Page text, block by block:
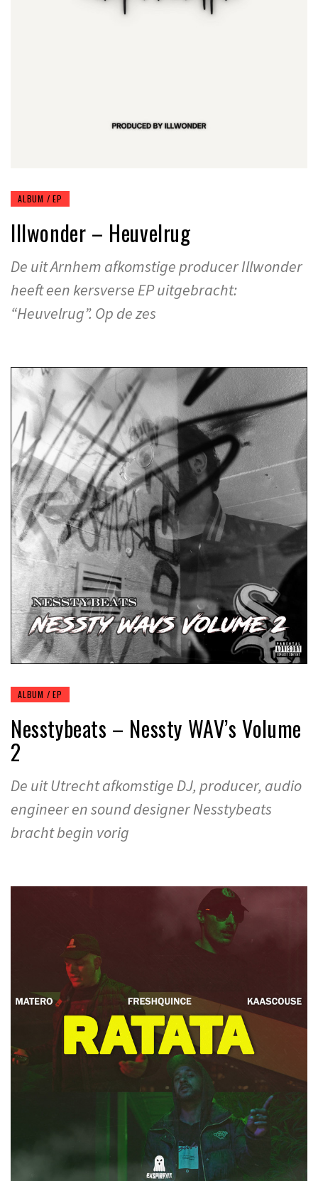
ALBUM / EP
Illwonder – Heuvelrug
De uit Arnhem afkomstige producer Illwonder
heeft een kersverse EP uitgebracht:
“Heuvelrug”. Op de zes
ALBUM / EP
Nesstybeats – Nessty WAV’s Volume
2
De uit Utrecht afkomstige DJ, producer, audio
engineer en sound designer Nesstybeats
bracht begin vorig